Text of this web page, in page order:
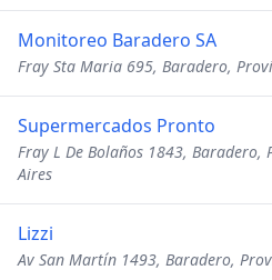
Monitoreo Baradero SA
Fray Sta Maria 695, Baradero,
Supermercados Pronto
Fray L De Bolaños 1843, Baradero,
Aires
Lizzi
Av San Martín 1493, Baradero,